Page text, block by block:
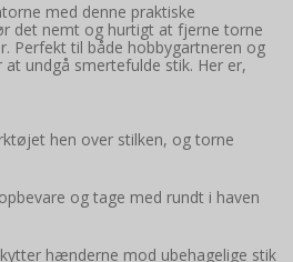
med denne praktiske
det nemt og hurtigt at fjerne torne
Perfekt til både hobbygartneren og
undgå smertefulde stik. Her er,
hen over stilken, og torne
og tage med rundt i haven
hænderne mod ubehagelige stik